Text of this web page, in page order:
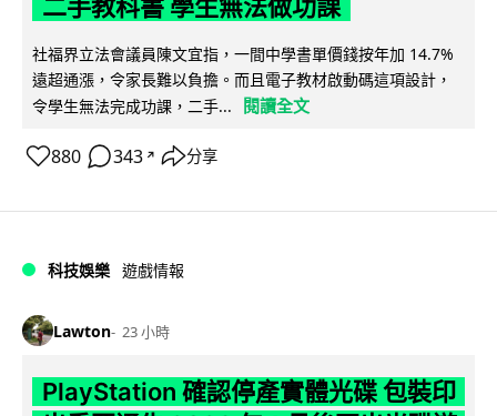
二手教科書 學生無法做功課
社福界立法會議員陳文宜指，一間中學書單價錢按年加 14.7%
遠超通漲，令家長難以負擔。而且電子教材啟動碼這項設計，
令學生無法完成功課，二手...
閱讀全文
880 343 ↗ 分享
科技娛樂 遊戲情報
Lawton 23 小時
PlayStation 確認停產實體光碟 包裝印